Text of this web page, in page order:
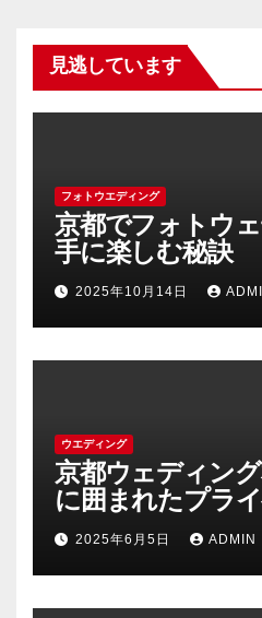
見逃しています
フォトウエディング
京都でフォトウ
手に楽しむ秘訣
2025年10月14日
ウエディング
京都ウェディン
に囲まれたプラ
ィング
2025年6月5日 ADMIN